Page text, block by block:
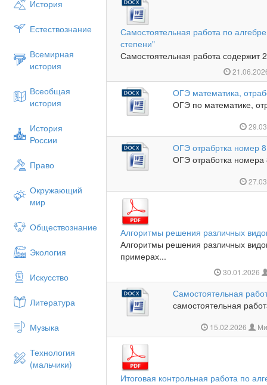
История
Естествознание
Всемирная
история
Всеобщая
история
История
России
Право
Окружающий
мир
Обществознание
Экология
Искусство
Литература
Музыка
Технология
(мальчики)
Самостоятельная работа по
степени"
Самостоятельная работа содержит
ОГЭ математика,
ОГЭ по математике,
ОГЭ отрабртка номер 8
ОГЭ отработка номера
Алгоритмы решения различных
Алгоритмы решения различных
примерах...
30.01.2026
Самостоятельная
самостоятельная
15.02.2026
Итоговая контрольная работа по